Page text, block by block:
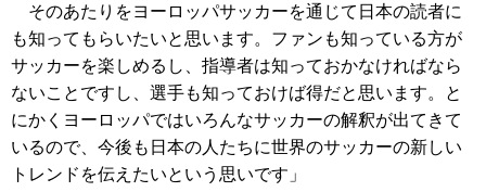
そのあたりをヨーロッパサッカーを通じて日本の読者に
も知ってもらいたいと思います。ファンも知っている方が
サッカーを楽しめるし、指導者は知っておかなければなら
ないことですし、選手も知っておけば得だと思います。と
にかくヨーロッパではいろんなサッカーの解釈が出てきて
いるので、今後も日本の人たちに世界のサッカーの新しい
トレンドを伝えたいという思いです」